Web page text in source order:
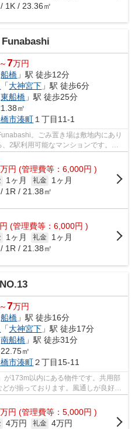
1K / 23.36㎡
7万円
船橋 」駅 徒歩12分
「大神宮下 」駅 徒歩6分
東船橋 」駅 徒歩25分
㎡
市湊町 １丁目11-1
。ごみ置き場は敷地内にあり
2駅利用可能なマンションです。こ
新...
万円 (管理費等：6,000円 )
1ヶ月 礼金
1ヶ月
1R / 21.38㎡
円 (管理費等：6,000円 )
1ヶ月 礼金
1ヶ月
1R / 21.38㎡
7万円
船橋 」駅 徒歩16分
「大神宮下 」駅 徒歩17分
南船橋 」駅 徒歩31分
㎡
市湊町２丁目15-11
が173m以内にある物件です。共用部
が揃っております。風通しが良好な
き...
万円 (管理費等：5,000円 )
4万円 礼金 4万円